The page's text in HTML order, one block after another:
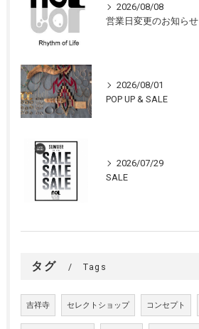
2026/08/08
営業日変更のお知らせ
2026/08/01
POP UP & SALE
2026/07/29
SALE
タグ Tags
吉祥寺 セレクトショップ コンセプト